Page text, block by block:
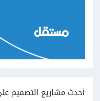
أحدث مشاريع التصميم